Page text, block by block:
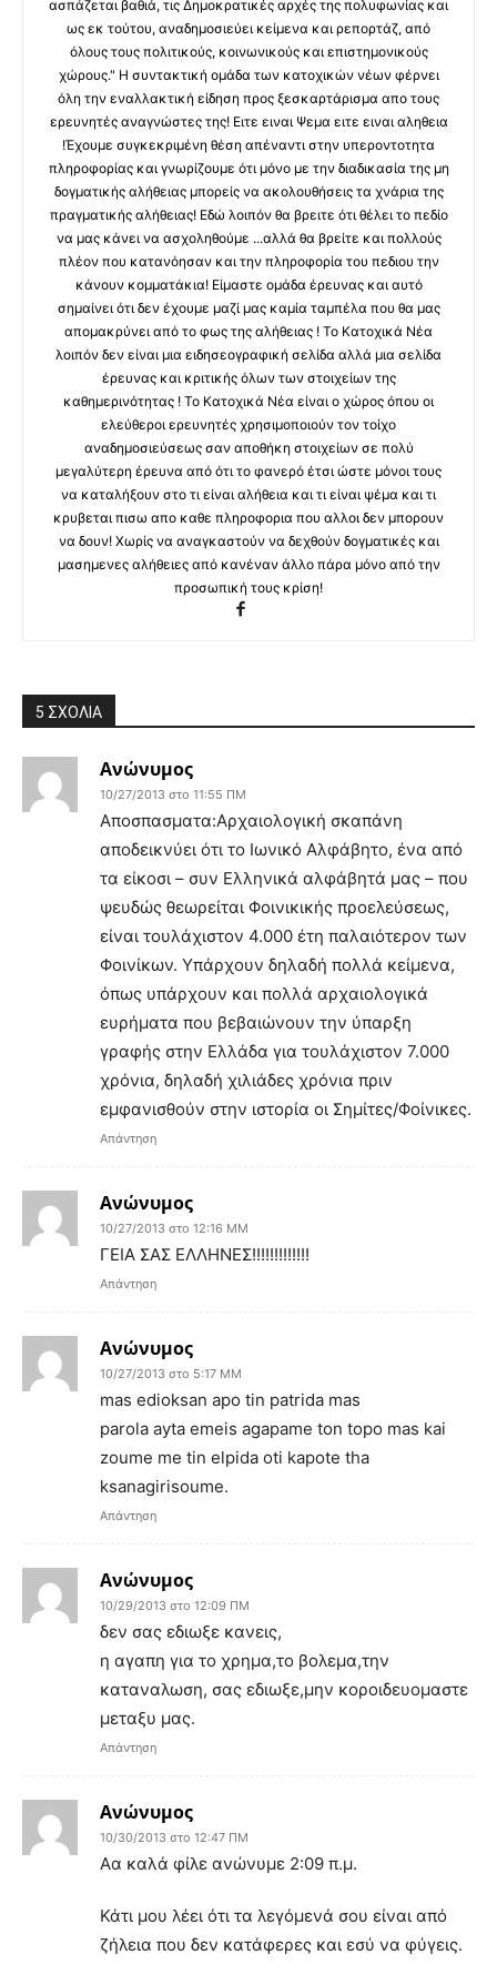
ασπάζεται βαθιά, τις Δημοκρατικές αρχές της πολυφωνίας και
ως εκ τούτου, αναδημοσιεύει κείμενα και ρεπορτάζ, από
όλους τους πολιτικούς, κοινωνικούς και επιστημονικούς
χώρους." Η συντακτική ομάδα των κατοχικών νέων φέρνει
όλη την εναλλακτική είδηση προς ξεσκαρτάρισμα απο τους
ερευνητές αναγνώστες της! Ειτε ειναι Ψεμα ειτε ειναι αληθεια
!Έχουμε συγκεκριμένη θέση απέναντι στην υπεροντοτητα
πληροφορίας και γνωρίζουμε ότι μόνο με την διαδικασία της μη
δογματικής αλήθειας μπορείς να ακολουθήσεις τα χνάρια της
πραγματικής αλήθειας! Εδώ λοιπόν θα βρειτε ότι θέλει το πεδίο
να μας κάνει να ασχοληθούμε ...αλλά θα βρείτε και πολλούς
πλέον που κατανόησαν και την πληροφορία του πεδιου την
κάνουν κομματάκια! Είμαστε ομάδα έρευνας και αυτό
σημαίνει ότι δεν έχουμε μαζί μας καμία ταμπέλα που θα μας
απομακρύνει από το φως της αλήθειας ! Το Κατοχικά Νέα
λοιπόν δεν είναι μια ειδησεογραφική σελίδα αλλά μια σελίδα
έρευνας και κριτικής όλων των στοιχείων της
καθημερινότητας ! Το Κατοχικά Νέα είναι ο χώρος όπου οι
ελεύθεροι ερευνητές χρησιμοποιούν τον τοίχο
αναδημοσιεύσεως σαν αποθήκη στοιχείων σε πολύ
μεγαλύτερη έρευνα από ότι το φανερό έτσι ώστε μόνοι τους
να καταλήξουν στο τι είναι αλήθεια και τι είναι ψέμα και τι
κρυβεται πισω απο καθε πληροφορια που αλλοι δεν μπορουν
να δουν! Χωρίς να αναγκαστούν να δεχθούν δογματικές και
μασημενες αλήθειες από κανέναν άλλο πάρα μόνο από την
προσωπική τους κρίση!
5 ΣΧΟΛΙΑ
Ανώνυμος
10/27/2013 στο 11:55 ΠΜ
Αποσπασματα:Αρχαιολογική σκαπάνη
αποδεικνύει ότι το Ιωνικό Αλφάβητο, ένα από
τα είκοσι – συν Ελληνικά αλφάβητά μας – που
ψευδώς θεωρείται Φοινικικής προελεύσεως,
είναι τουλάχιστον 4.000 έτη παλαιότερον των
Φοινίκων. Υπάρχουν δηλαδή πολλά κείμενα,
όπως υπάρχουν και πολλά αρχαιολογικά
ευρήματα που βεβαιώνουν την ύπαρξη
γραφής στην Ελλάδα για τουλάχιστον 7.000
χρόνια, δηλαδή χιλιάδες χρόνια πριν
εμφανισθούν στην ιστορία οι Σημίτες/Φοίνικες.
Απάντηση
Ανώνυμος
10/27/2013 στο 12:16 ΜΜ
ΓΕΙΑ ΣΑΣ ΕΛΛΗΝΕΣ!!!!!!!!!!!!!
Απάντηση
Ανώνυμος
10/27/2013 στο 5:17 ΜΜ
mas edioksan apo tin patrida mas
parola ayta emeis agapame ton topo mas kai
zoume me tin elpida oti kapote tha
ksanagirisoume.
Απάντηση
Ανώνυμος
10/29/2013 στο 12:09 ΠΜ
δεν σας εδιωξε κανεις,
η αγαπη για το χρημα,το βολεμα,την
καταναλωση, σας εδιωξε,μην κοροιδευομαστε
μεταξυ μας.
Απάντηση
Ανώνυμος
10/30/2013 στο 12:47 ΠΜ
Αα καλά φίλε ανώνυμε 2:09 π.μ.
Κάτι μου λέει ότι τα λεγόμενά σου είναι από
ζήλεια που δεν κατάφερες και εσύ να φύγεις.